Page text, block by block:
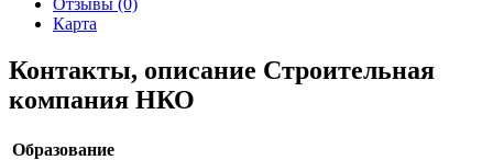
Карта
Контакты, описание Строительная
компания НКО
Образование